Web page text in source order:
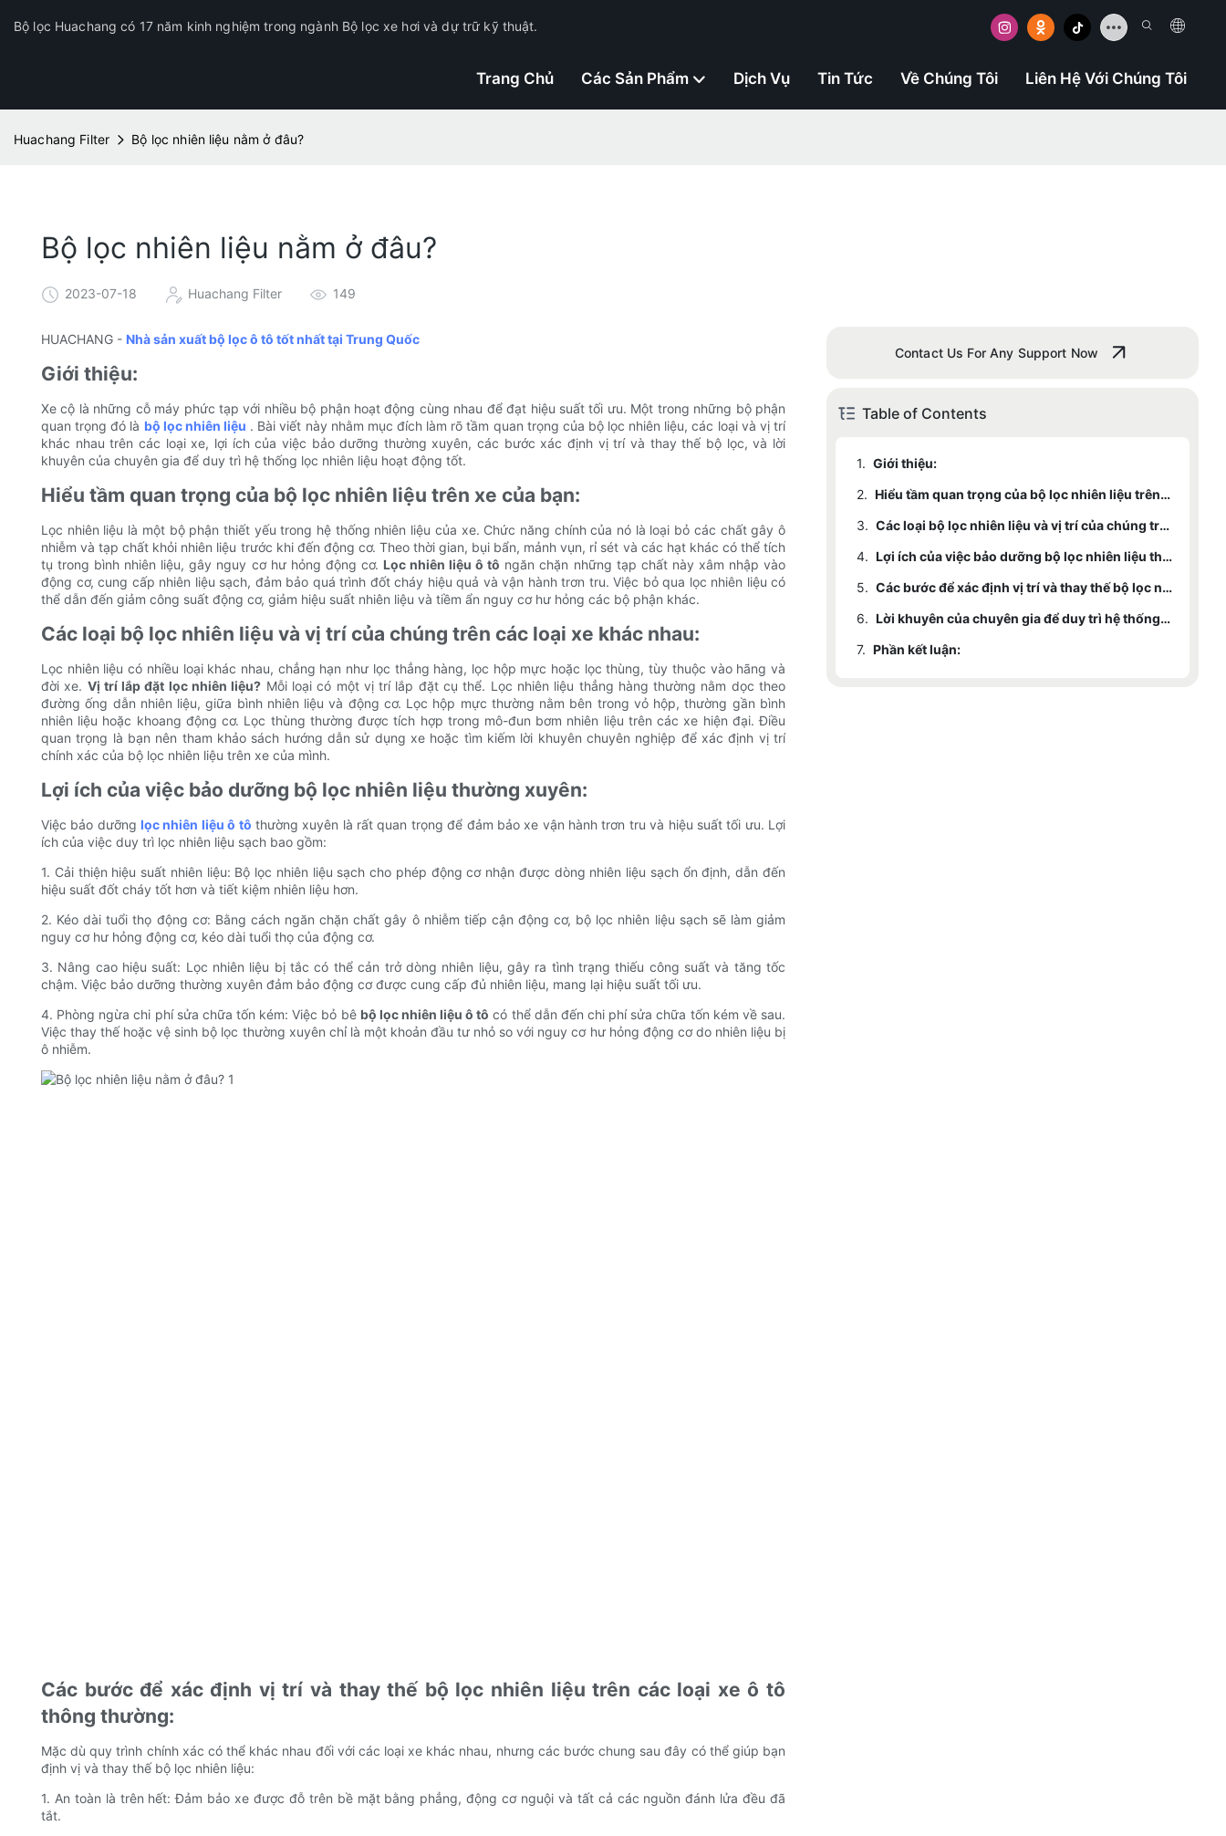
Bộ lọc Huachang có 17 năm kinh nghiệm trong ngành Bộ lọc xe hơi và dự trữ kỹ thuật.
Trang Chủ Các Sản Phẩm Dịch Vụ Tin Tức Về Chúng Tôi Liên Hệ Với Chúng Tôi
Huachang Filter Bộ lọc nhiên liệu nằm ở đâu?
Bộ lọc nhiên liệu nằm ở đâu?
2023-07-18 Huachang Filter 149
HUACHANG - Nhà sản xuất bộ lọc ô tô tốt nhất tại Trung Quốc
Giới thiệu:
Xe cộ là những cỗ máy phức tạp với nhiều bộ phận hoạt động cùng nhau để đạt hiệu suất tối ưu. Một trong những bộ phận
quan trọng đó là bộ lọc nhiên liệu . Bài viết này nhằm mục đích làm rõ tầm quan trọng của bộ lọc nhiên liệu, các loại và vị trí
khác nhau trên các loại xe, lợi ích của việc bảo dưỡng thường xuyên, các bước xác định vị trí và thay thế bộ lọc, và lời
khuyên của chuyên gia để duy trì hệ thống lọc nhiên liệu hoạt động tốt.
Hiểu tầm quan trọng của bộ lọc nhiên liệu trên xe của bạn:
Lọc nhiên liệu là một bộ phận thiết yếu trong hệ thống nhiên liệu của xe. Chức năng chính của nó là loại bỏ các chất gây ô
nhiễm và tạp chất khỏi nhiên liệu trước khi đến động cơ. Theo thời gian, bụi bẩn, mảnh vụn, rỉ sét và các hạt khác có thể tích
tụ trong bình nhiên liệu, gây nguy cơ hư hỏng động cơ. Lọc nhiên liệu ô tô ngăn chặn những tạp chất này xâm nhập vào
động cơ, cung cấp nhiên liệu sạch, đảm bảo quá trình đốt cháy hiệu quả và vận hành trơn tru. Việc bỏ qua lọc nhiên liệu có
thể dẫn đến giảm công suất động cơ, giảm hiệu suất nhiên liệu và tiềm ẩn nguy cơ hư hỏng các bộ phận khác.
Các loại bộ lọc nhiên liệu và vị trí của chúng trên các loại xe khác nhau:
Lọc nhiên liệu có nhiều loại khác nhau, chẳng hạn như lọc thẳng hàng, lọc hộp mực hoặc lọc thùng, tùy thuộc vào hãng và
đời xe. Vị trí lắp đặt lọc nhiên liệu? Mỗi loại có một vị trí lắp đặt cụ thể. Lọc nhiên liệu thẳng hàng thường nằm dọc theo
đường ống dẫn nhiên liệu, giữa bình nhiên liệu và động cơ. Lọc hộp mực thường nằm bên trong vỏ hộp, thường gần bình
nhiên liệu hoặc khoang động cơ. Lọc thùng thường được tích hợp trong mô-đun bơm nhiên liệu trên các xe hiện đại. Điều
quan trọng là bạn nên tham khảo sách hướng dẫn sử dụng xe hoặc tìm kiếm lời khuyên chuyên nghiệp để xác định vị trí
chính xác của bộ lọc nhiên liệu trên xe của mình.
Lợi ích của việc bảo dưỡng bộ lọc nhiên liệu thường xuyên:
Việc bảo dưỡnglọc nhiên liệu ô tô thường xuyên là rất quan trọng để đảm bảo xe vận hành trơn tru và hiệu suất tối ưu. Lợi
ích của việc duy trì lọc nhiên liệu sạch bao gồm:
1. Cải thiện hiệu suất nhiên liệu: Bộ lọc nhiên liệu sạch cho phép động cơ nhận được dòng nhiên liệu sạch ổn định, dẫn đến
hiệu suất đốt cháy tốt hơn và tiết kiệm nhiên liệu hơn.
2. Kéo dài tuổi thọ động cơ: Bằng cách ngăn chặn chất gây ô nhiễm tiếp cận động cơ, bộ lọc nhiên liệu sạch sẽ làm giảm
nguy cơ hư hỏng động cơ, kéo dài tuổi thọ của động cơ.
3. Nâng cao hiệu suất: Lọc nhiên liệu bị tắc có thể cản trở dòng nhiên liệu, gây ra tình trạng thiếu công suất và tăng tốc
chậm. Việc bảo dưỡng thường xuyên đảm bảo động cơ được cung cấp đủ nhiên liệu, mang lại hiệu suất tối ưu.
4. Phòng ngừa chi phí sửa chữa tốn kém: Việc bỏ bê bộ lọc nhiên liệu ô tô có thể dẫn đến chi phí sửa chữa tốn kém về sau.
Việc thay thế hoặc vệ sinh bộ lọc thường xuyên chỉ là một khoản đầu tư nhỏ so với nguy cơ hư hỏng động cơ do nhiên liệu bị
ô nhiễm.
Các bước để xác định vị trí và thay thế bộ lọc nhiên liệu trên các loại xe ô tô
thông thường:
Mặc dù quy trình chính xác có thể khác nhau đối với các loại xe khác nhau, nhưng các bước chung sau đây có thể giúp bạn
định vị và thay thế bộ lọc nhiên liệu:
1. An toàn là trên hết: Đảm bảo xe được đỗ trên bề mặt bằng phẳng, động cơ nguội và tất cả các nguồn đánh lửa đều đã
tắt.
Contact Us For Any Support Now
Table of Contents
1. Giới thiệu:
2.
Hiểu tầm quan trọng của bộ lọc nhiên liệu trên xe của bạn:
3.
Các loại bộ lọc nhiên liệu và vị trí của chúng trên các loại xe khác nhau:
4.
Lợi ích của việc bảo dưỡng bộ lọc nhiên liệu thường xuyên:
5.
Các bước để xác định vị trí và thay thế bộ lọc nhiên liệu trên các loại xe ô tô thông thường:
6.
Lời khuyên của chuyên gia để duy trì hệ thống lọc nhiên liệu khỏe mạnh:
7. Phần kết luận: